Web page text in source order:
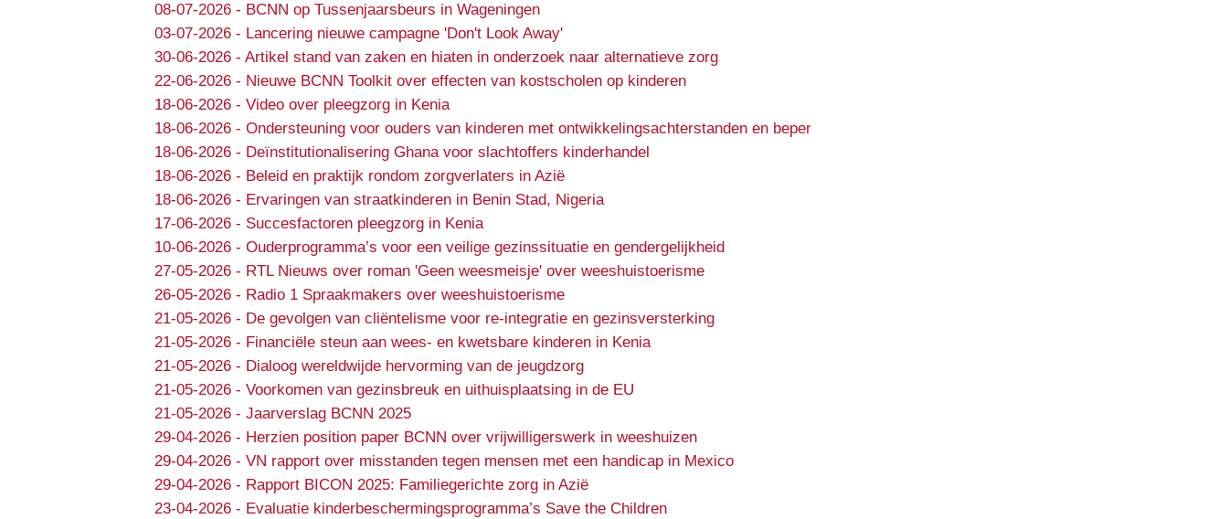
08-07-2026- BCNN op Tussenjaarsbeurs in Wageningen
03-07-2026- Lancering nieuwe campagne 'Don't Look Away'
30-06-2026- Artikel stand van zaken en hiaten in onderzoek naar alternatieve zorg
22-06-2026- Nieuwe BCNN Toolkit over effecten van kostscholen op kinderen
18-06-2026- Video over pleegzorg in Kenia
18-06-2026- Ondersteuning voor ouders van kinderen met ontwikkelingsachterstanden en beperkingen
18-06-2026- Deïnstitutionalisering Ghana voor slachtoffers kinderhandel
18-06-2026- Beleid en praktijk rondom zorgverlaters in Azië
18-06-2026- Ervaringen van straatkinderen in Benin Stad, Nigeria
17-06-2026- Succesfactoren pleegzorg in Kenia
10-06-2026- Ouderprogramma’s voor een veilige gezinssituatie en gendergelijkheid
27-05-2026- RTL Nieuws over roman 'Geen weesmeisje' over weeshuistoerisme
26-05-2026- Radio 1 Spraakmakers over weeshuistoerisme
21-05-2026- De gevolgen van cliëntelisme voor re-integratie en gezinsversterking
21-05-2026- Financiële steun aan wees- en kwetsbare kinderen in Kenia
21-05-2026- Dialoog wereldwijde hervorming van de jeugdzorg
21-05-2026- Voorkomen van gezinsbreuk en uithuisplaatsing in de EU
21-05-2026- Jaarverslag BCNN 2025
29-04-2026- Herzien position paper BCNN over vrijwilligerswerk in weeshuizen
29-04-2026- VN rapport over misstanden tegen mensen met een handicap in Mexico
29-04-2026- Rapport BICON 2025: Familiegerichte zorg in Azië
23-04-2026- Evaluatie kinderbeschermingsprogramma’s Save the Children